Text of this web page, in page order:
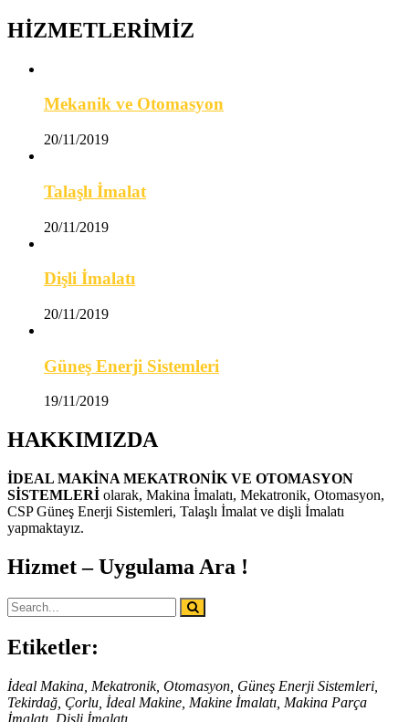
HİZMETLERİMİZ
Mekanik ve Otomasyon
20/11/2019
Talaşlı İmalat
20/11/2019
Dişli İmalatı
20/11/2019
Güneş Enerji Sistemleri
19/11/2019
HAKKIMIZDA
İDEAL MAKİNA MEKATRONİK VE OTOMASYON
SİSTEMLERİ olarak, Makina İmalatı, Mekatronik, Otomasyon,
CSP Güneş Enerji Sistemleri, Talaşlı İmalat ve dişli İmalatı
yapmaktayız.
Hizmet – Uygulama Ara !
Etiketler:
İdeal Makina, Mekatronik, Otomasyon, Güneş Enerji Sistemleri,
Tekirdağ, Çorlu, İdeal Makine, Makine İmalatı, Makina Parça
İmalatı, Dişli İmalatı